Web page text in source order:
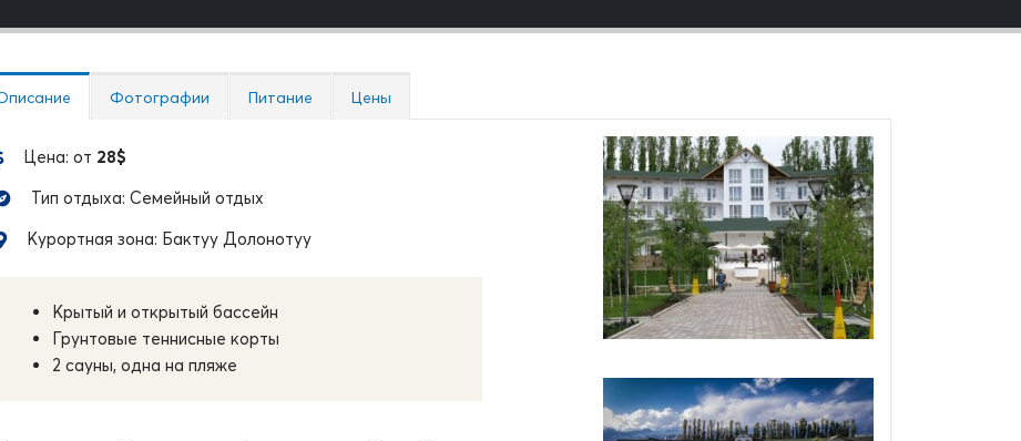
Фотографии Питание Цены
Цена: от 28$
Тип отдыха: Семейный отдых
Курортная зона: Бактуу Долонотуу
Крытый и открытый бассейн
Грунтовые теннисные корты
2 сауны, одна на пляже